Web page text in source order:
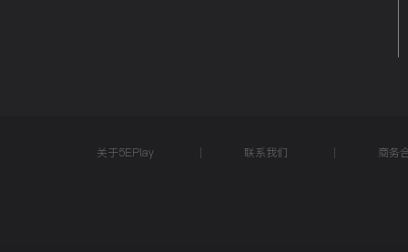
关于5EPlay 联系我们 商务